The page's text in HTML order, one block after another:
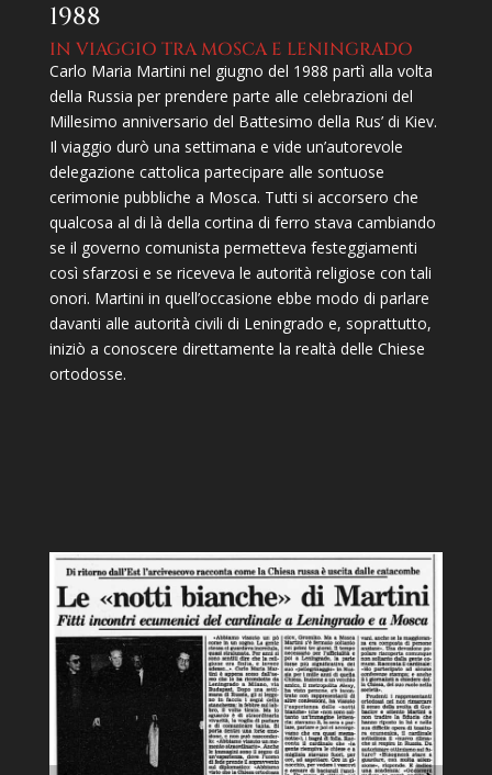
1988
IN VIAGGIO TRA MOSCA E LENINGRADO
Carlo Maria Martini nel giugno del 1988 partì alla volta
della Russia per prendere parte alle celebrazioni del
Millesimo anniversario del Battesimo della Rus’ di Kiev.
Il viaggio durò una settimana e vide un’autorevole
delegazione cattolica partecipare alle sontuose
cerimonie pubbliche a Mosca. Tutti si accorsero che
qualcosa al di là della cortina di ferro stava cambiando
se il governo comunista permetteva festeggiamenti
così sfarzosi e se riceveva le autorità religiose con tali
onori. Martini in quell’occasione ebbe modo di parlare
davanti alle autorità civili di Leningrado e, soprattutto,
iniziò a conoscere direttamente la realtà delle Chiese
ortodosse.